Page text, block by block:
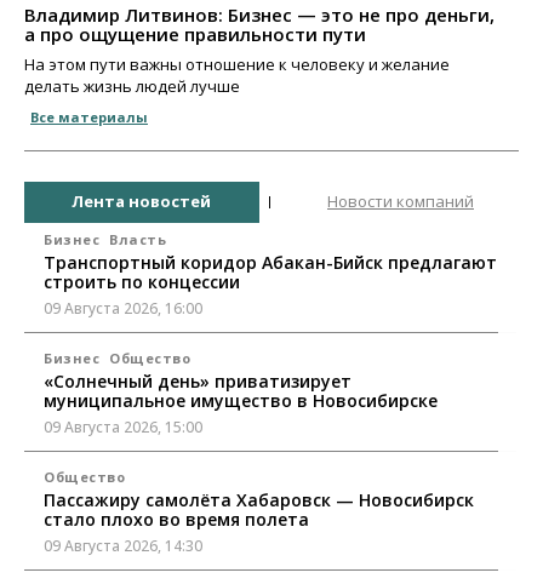
Владимир Литвинов: Бизнес — это не про деньги,
а про ощущение правильности пути
На этом пути важны отношение к человеку и желание
делать жизнь людей лучше
Все материалы
Лента новостей Новости компаний
Бизнес Власть
Транспортный коридор Абакан-Бийск предлагают
строить по концессии
09 Августа 2026, 16:00
Бизнес Общество
«Солнечный день» приватизирует
муниципальное имущество в Новосибирске
09 Августа 2026, 15:00
Общество
Пассажиру самолёта Хабаровск — Новосибирск
стало плохо во время полета
09 Августа 2026, 14:30